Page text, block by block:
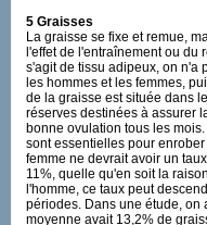
5 Graisses
La graisse se fixe et remue,
l'effet de l'entraînement ou du
s'agit de tissu adipeux, on n'a
les hommes et les femmes,
de la graisse est située dans
réserves destinées à assurer
bonne ovulation tous les
sont essentielles pour
femme ne devrait avoir un
11%, quelle qu'en soit la
l'homme, ce taux peut
périodes. Dans une étude, on
moyenne avait 13,2% de